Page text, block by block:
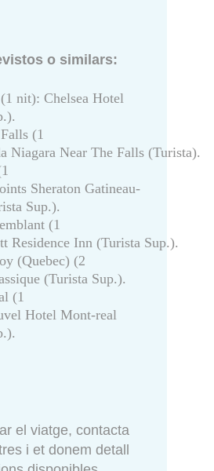
o similars:
nit): Chelsea Hotel
(1
Niagara Near The Falls (Turista).
Sheraton Gatineau-
Sup.).
(1
Residence Inn (Turista Sup.).
(Quebec) (2
(Turista Sup.).
(1
Hotel Mont-real
el viatge, contacta
i et donem detall